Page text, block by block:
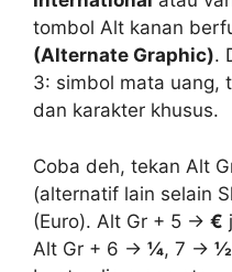
tombol Alt kanan
(Alternate Graphic).
3: simbol mata uang,
dan karakter khusus.
Coba deh, tekan Alt
(alternatif lain selain
(Euro). Alt Gr + 5 → €
Alt Gr + 6 → ¼, 7 → ½